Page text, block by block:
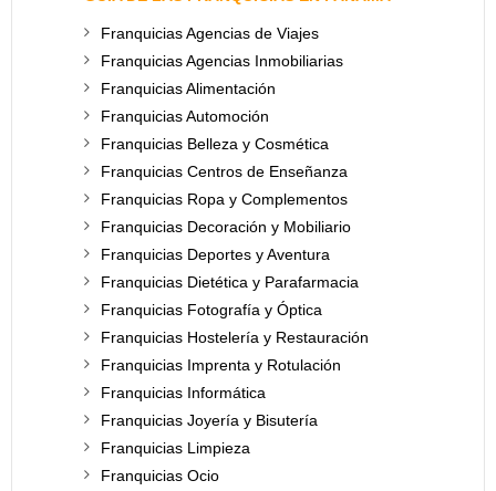
Franquicias Agencias de Viajes
Franquicias Agencias Inmobiliarias
Franquicias Alimentación
Franquicias Automoción
Franquicias Belleza y Cosmética
Franquicias Centros de Enseñanza
Franquicias Ropa y Complementos
Franquicias Decoración y Mobiliario
Franquicias Deportes y Aventura
Franquicias Dietética y Parafarmacia
Franquicias Fotografía y Óptica
Franquicias Hostelería y Restauración
Franquicias Imprenta y Rotulación
Franquicias Informática
Franquicias Joyería y Bisutería
Franquicias Limpieza
Franquicias Ocio